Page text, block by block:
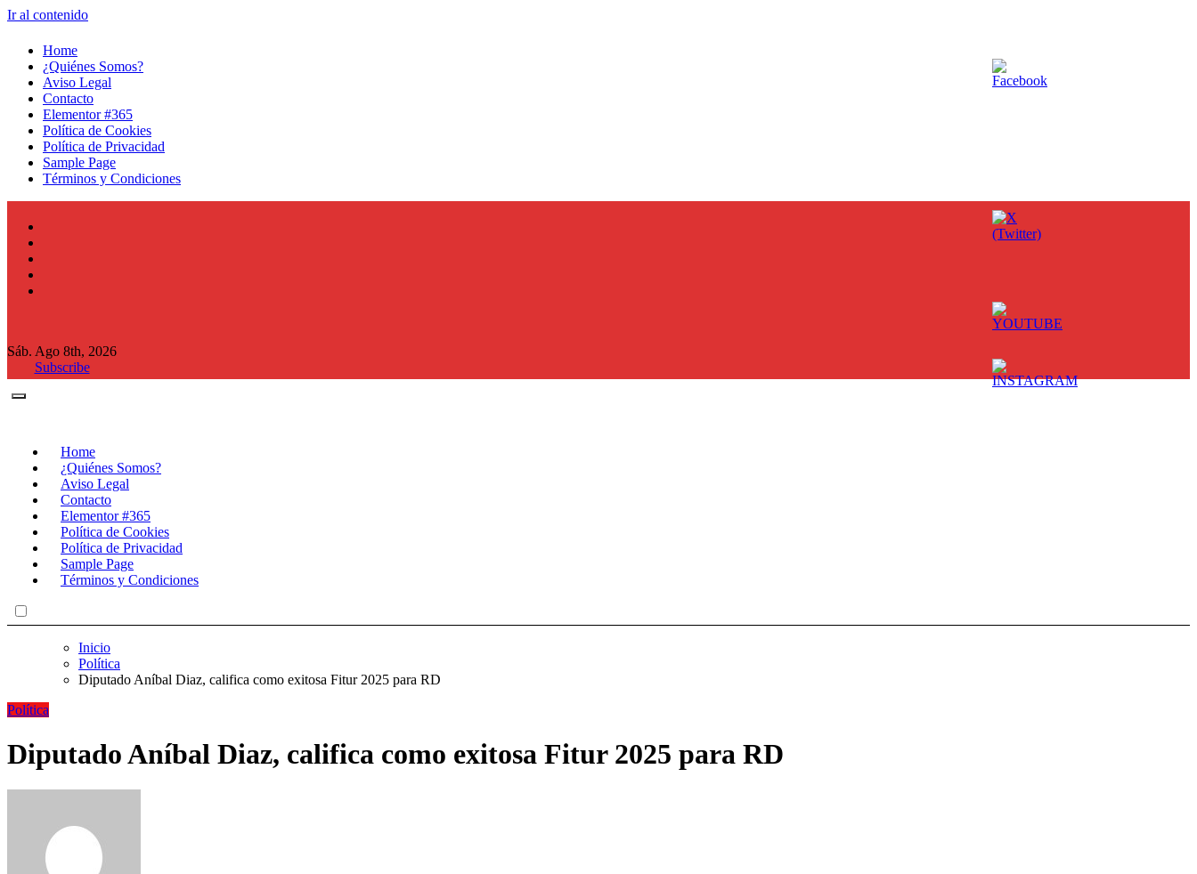
Ir al contenido
Home
¿Quiénes Somos?
Aviso Legal
Contacto
Elementor #365
Política de Cookies
Política de Privacidad
Sample Page
Términos y Condiciones
Sáb. Ago 8th, 2026
Subscribe
Home
¿Quiénes Somos?
Aviso Legal
Contacto
Elementor #365
Política de Cookies
Política de Privacidad
Sample Page
Términos y Condiciones
Inicio
Política
Diputado Aníbal Diaz, califica como exitosa Fitur 2025 para RD
Política
Diputado Aníbal Diaz, califica como exitosa Fitur 2025 para RD